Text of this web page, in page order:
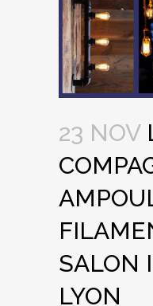
23 NOV
SALON
LYON